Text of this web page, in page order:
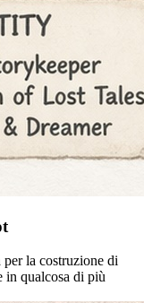
la costruzione di
in qualcosa di più